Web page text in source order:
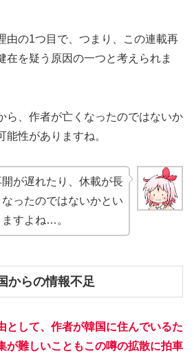
由の1つ目で、つまり、この連載再
在を疑う原因の一つと考えられま
ら、作者が亡くなったのではないか
能性がありますね。
が遅れたり、休載が長
ったのではないかとい
すよね…。
らの情報不足
として、作者が韓国に住んでいるた
が難しいこともこの噂の拡散に拍車